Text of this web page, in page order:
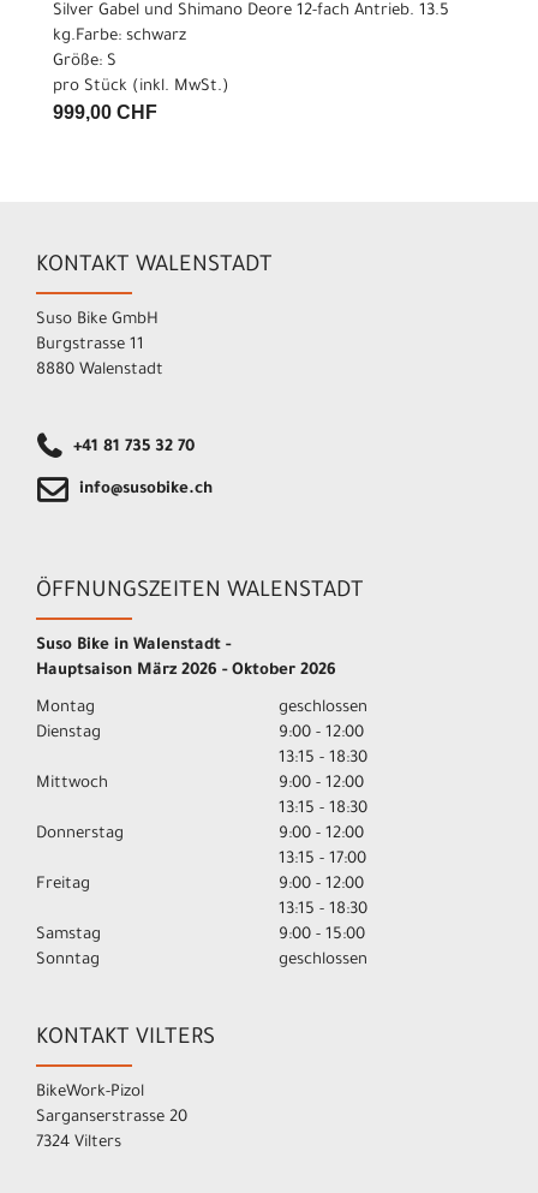
Silver Gabel und Shimano Deore 12-fach Antrieb. 13.5
kg.Farbe: schwarz
Größe: S
pro Stück (inkl. MwSt.)
999,00 CHF
KONTAKT WALENSTADT
Suso Bike GmbH
Burgstrasse 11
8880 Walenstadt
+41 81 735 32 70
info@susobike.ch
ÖFFNUNGSZEITEN WALENSTADT
Suso Bike in Walenstadt -
Hauptsaison März 2026 - Oktober 2026
Montag
geschlossen
Dienstag
9:00 - 12:00
13:15 - 18:30
Mittwoch
9:00 - 12:00
13:15 - 18:30
Donnerstag
9:00 - 12:00
13:15 - 17:00
Freitag
9:00 - 12:00
13:15 - 18:30
Samstag
9:00 - 15:00
Sonntag
geschlossen
KONTAKT VILTERS
BikeWork-Pizol
Sarganserstrasse 20
7324 Vilters